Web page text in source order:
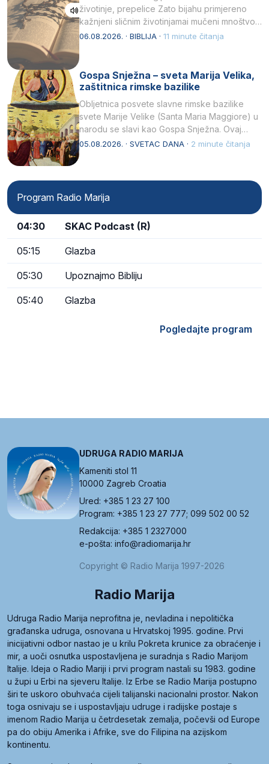
životinje, prepelice Zato bijahu primjereno
kažnjeni sličnim životinjamai mučeni mnoštvom
kukaca.2 A narod…
06.08.2026. · BIBLIJA · 11 minute čitanja
Gospa Snježna – sveta Marija Velika,
zaštitnica rimske bazilike
Obljetnica posvete slavne rimske bazilike
svete Marije Velike (Santa Maria Maggiore) u
narodu se slavi kao Gospa Snježna. Ovaj
naziv, Sancta Maria…
05.08.2026. · SVETAC DANA · 2 minute čitanja
Program Radio Marija
04:30 SKAC Podcast (R)
05:15 Glazba
05:30 Upoznajmo Bibliju
05:40 Glazba
Pogledajte program
UDRUGA RADIO MARIJA
Kameniti stol 11
10000 Zagreb Croatia
Ured: +385 1 23 27 100
Program: +385 1 23 27 777; 099 502 00 52
Redakcija: +385 1 2327000
e-pošta: info@radiomarija.hr
Copyright © Radio Marija 1997-2026
Radio Marija
Udruga Radio Marija neprofitna je, nevladina i nepolitička
građanska udruga, osnovana u Hrvatskoj 1995. godine. Prvi
inicijativni odbor nastao je u krilu Pokreta krunice za obraćenje i
mir, a uoči osnutka uspostavljena je suradnja s Radio Marijom
Italije. Ideja o Radio Mariji i prvi program nastali su 1983. godine
u župi u Erbi na sjeveru Italije. Iz Erbe se Radio Marija postupno
širi te uskoro obuhvaća cijeli talijanski nacionalni prostor. Nakon
toga osnivaju se i uspostavljaju udruge i radijske postaje s
imenom Radio Marija u četrdesetak zemalja, počevši od Europe
pa do obiju Amerika i Afrike, sve do Filipina na azijskom
kontinentu.